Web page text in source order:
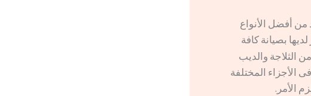
أفضل الأنواع
بصيانة كافة
الثلاجة والديب
الأجزاء المختلفة
الأمر.